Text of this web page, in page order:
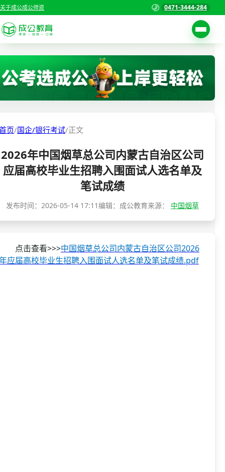
关于成公成公师资 0471-3444-284
考试公告
职位表
准考证打印
考试政策
分数线
面试补录
历年真题
首页
国家公务员考试
三支一扶考试
警察/辅警考试
教师资格/教师编制
页/国企/银行考试/正文
2026年中国烟草总公司内蒙古自治区公司
应届高校毕业生招聘入围面试人选名单及
笔试成绩
发布时间： 2026-05-14 17:11编辑：成公教育来源： 中国烟草
击查看>>>中国烟草总公司内蒙古自治区公司2026
应届高校毕业生招聘入围面试人选名单及笔试成绩.pdf